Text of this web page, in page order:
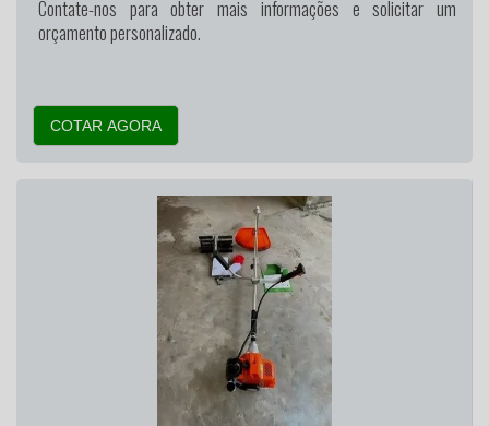
Contate-nos para obter mais informações e solicitar um
orçamento personalizado.
COTAR AGORA